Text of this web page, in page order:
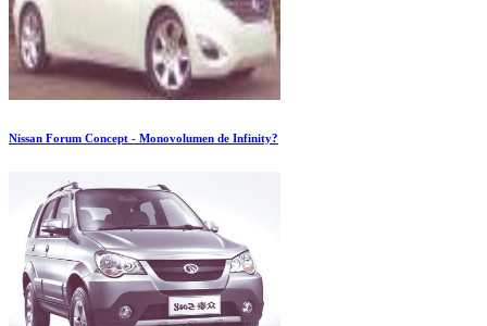
Nissan Forum Concept - Monovolumen de Infinity?